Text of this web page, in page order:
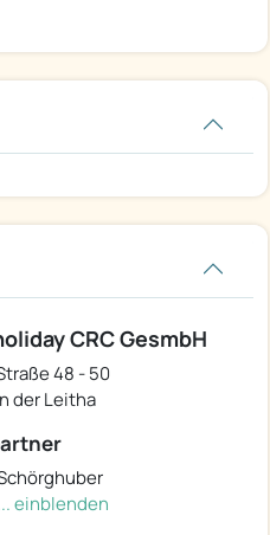
CRC GesmbH
48 - 50
der Leitha
einblenden